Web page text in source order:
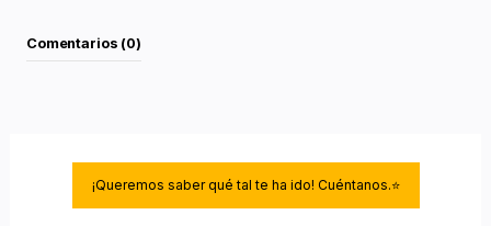
Comentarios (0)
¡Queremos saber qué tal te ha ido! Cuéntanos.⭐